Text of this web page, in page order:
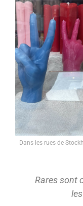
Dans les rues de
Rares sont